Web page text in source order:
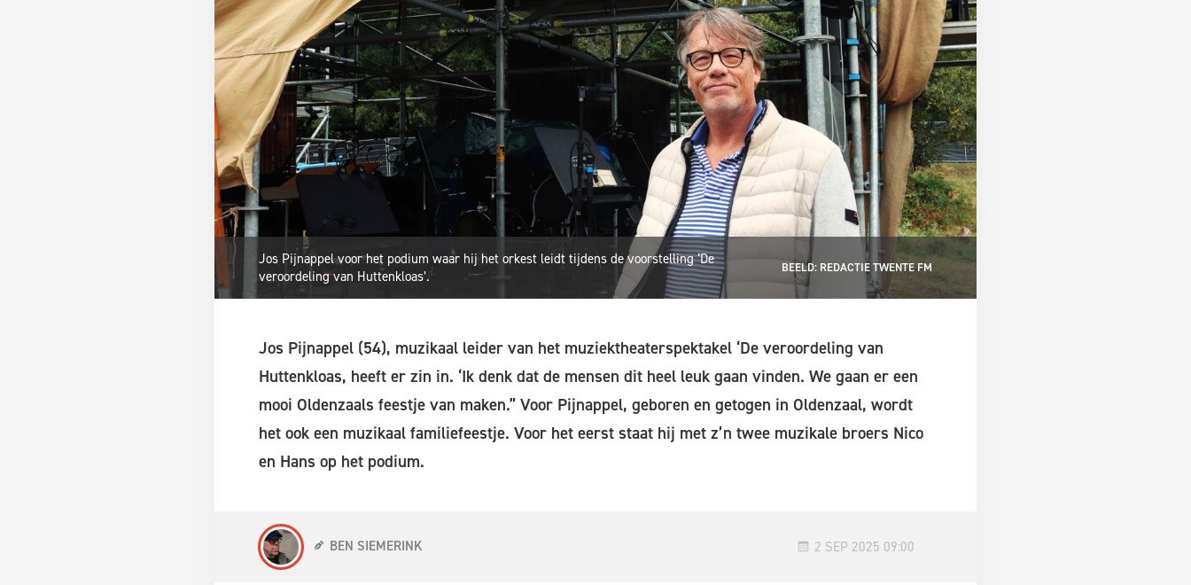
Jos Pijnappel voor het podium waar hij het orkest leidt tijdens de voorstelling ‘De
veroordeling van Huttenkloas’.
BEELD: REDACTIE TWENTE FM
Jos Pijnappel (54), muzikaal leider van het muziektheaterspektakel ‘De veroordeling van
Huttenkloas, heeft er zin in. ‘Ik denk dat de mensen dit heel leuk gaan vinden. We gaan er een
mooi Oldenzaals feestje van maken.” Voor Pijnappel, geboren en getogen in Oldenzaal, wordt
het ook een muzikaal familiefeestje. Voor het eerst staat hij met z’n twee muzikale broers Nico
en Hans op het podium.
BEN SIEMERINK 2 SEP 2025 09:00